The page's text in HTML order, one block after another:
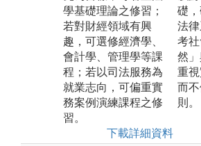
學基礎理論之修習；
若對財經領域有興
趣，可選修經濟學、
會計學、管理學等課
程；若以司法服務為
就業志向，可偏重實
務案例演練課程之修
習。
下載詳細資料
礎，
法
考
然
重視
而
則。